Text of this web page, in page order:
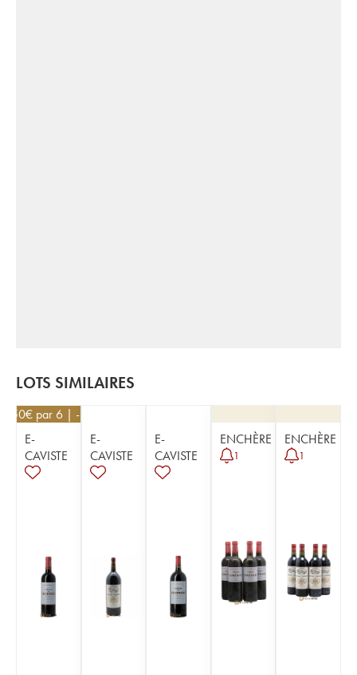
LOTS SIMILAIRES
€ par 6 | -10%
E-
CAVISTE
E-
CAVISTE
E-
CAVISTE
ENCHÈRE
1
ENCHÈRE
1